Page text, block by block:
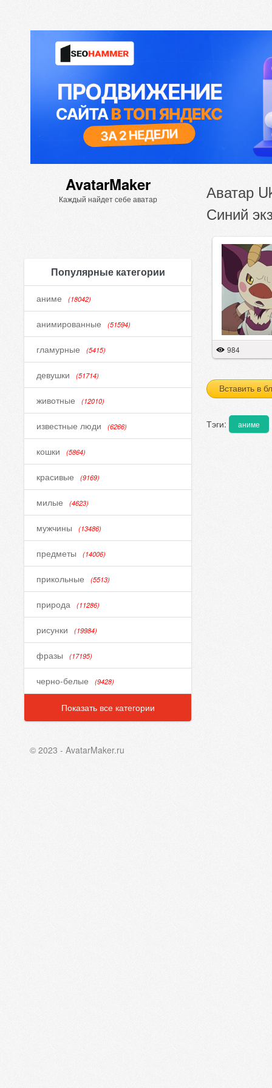
AvatarMaker
Каждый найдет себе аватар
Популярные категории
аниме (18042)
анимированные (51594)
гламурные (5415)
девушки (51714)
животные (12010)
известные люди (6266)
кошки (5864)
красивые (9169)
милые (4623)
мужчины (13486)
предметы (14006)
прикольные (5513)
природа (11286)
рисунки (19984)
фразы (17195)
черно-белые (9428)
Показать все категории
Аватар
Синий
984
Вставить в
Тэги: аниме
© 2023 - AvatarMaker.ru